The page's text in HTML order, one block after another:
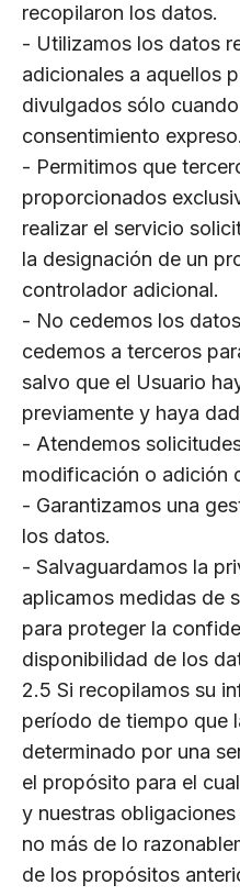
recopilaron los datos.
- Utilizamos los datos
adicionales a aquellos
divulgados sólo
consentimiento expreso.
- Permitimos que
proporcionados
realizar el servicio
la designación de un
controlador adicional.
- No cedemos los
cedemos a terceros
salvo que el Usuario
previamente y haya
- Atendemos
modificación o adición
- Garantizamos una
los datos.
- Salvaguardamos la
aplicamos medidas de
para proteger la
disponibilidad de los
2.5 Si recopilamos su
período de tiempo que
determinado por una
el propósito para el
y nuestras
no más de lo
de los propósitos